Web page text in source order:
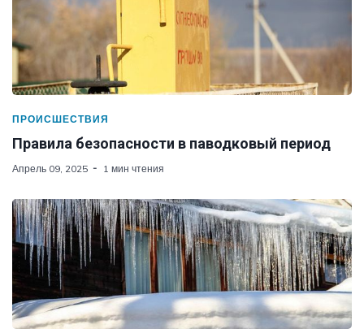
ПРОИСШЕСТВИЯ
Правила безопасности в паводковый период
Апрель 09, 2025 1 мин чтения